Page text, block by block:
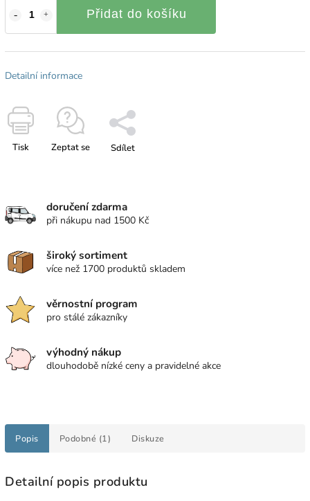
Přidat do košíku
Detailní informace
Tisk Zeptat se Sdílet
doručení zdarma
při nákupu nad 1500 Kč
široký sortiment
více než 1700 produktů skladem
věrnostní program
pro stálé zákazníky
výhodný nákup
dlouhodobě nízké ceny a pravidelné akce
Popis Podobné (1) Diskuze
Detailní popis produktu